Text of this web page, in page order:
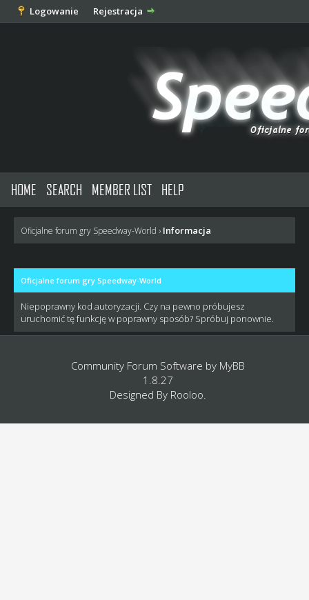
Logowanie Rejestracja
HOME SEARCH MEMBER LIST HELP
Oficjalne forum gry Speedway-World › Informacja
Oficjalne forum gry Speedway-World
Niepoprawny kod autoryzacji. Czy na pewno próbujesz
uruchomić tę funkcję w poprawny sposób? Spróbuj ponownie.
Community Forum Software by MyBB
1.8.27
Designed By Rooloo.